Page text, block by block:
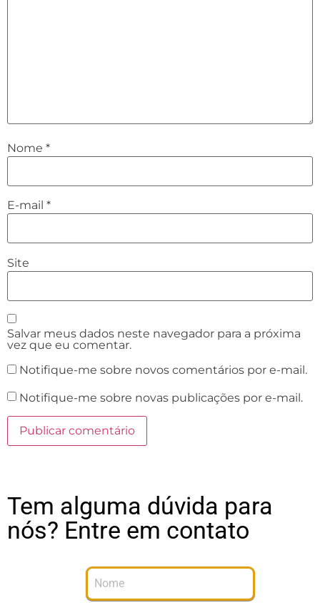
Nome *
E-mail *
Site
Salvar meus dados neste navegador para a próxima
vez que eu comentar.
Notifique-me sobre novos comentários por e-mail.
Notifique-me sobre novas publicações por e-mail.
Tem alguma dúvida para
nós? Entre em contato